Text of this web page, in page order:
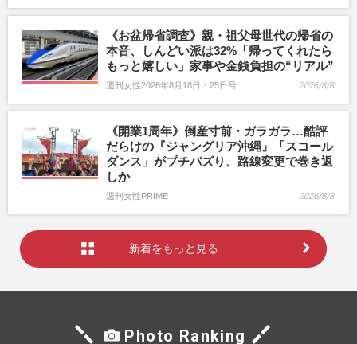
《お盆帰省調査》親・祖父母世代の帰省の
本音、しんどい派は32%「帰ってくれたら
もっと嬉しい」家事や金銭負担の“リアル”
週刊女性2026年8月18日・25日号 2026/8/8
《開業1周年》倒産寸前・ガラガラ…酷評
だらけの『ジャングリア沖縄』「スコール
ダンス」がプチバズり、路線変更で巻き返
しか
週刊女性PRIME 2026/8/8
新着をもっと見る
Photo Ranking